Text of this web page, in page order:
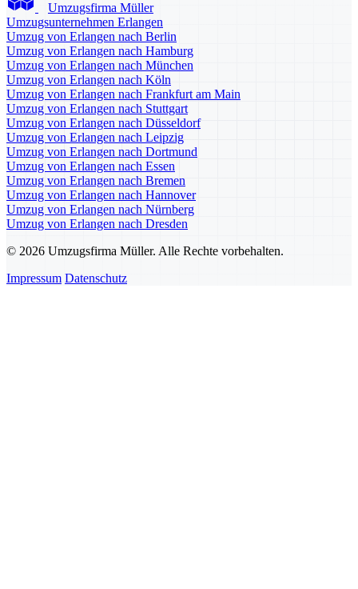
Umzugsfirma Müller
Umzugsunternehmen Erlangen
Umzug von Erlangen nach Berlin
Umzug von Erlangen nach Hamburg
Umzug von Erlangen nach München
Umzug von Erlangen nach Köln
Umzug von Erlangen nach Frankfurt am Main
Umzug von Erlangen nach Stuttgart
Umzug von Erlangen nach Düsseldorf
Umzug von Erlangen nach Leipzig
Umzug von Erlangen nach Dortmund
Umzug von Erlangen nach Essen
Umzug von Erlangen nach Bremen
Umzug von Erlangen nach Hannover
Umzug von Erlangen nach Nürnberg
Umzug von Erlangen nach Dresden
© 2026 Umzugsfirma Müller. Alle Rechte vorbehalten.
Impressum Datenschutz